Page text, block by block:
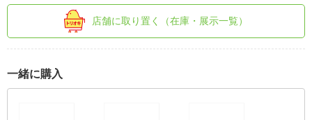
店舗に取り置く（在庫・展示一覧）
一緒に購入